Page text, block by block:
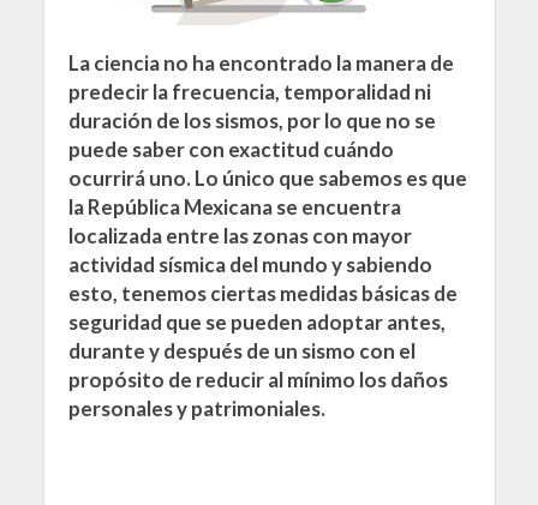
La ciencia no ha encontrado la manera de
predecir la frecuencia, temporalidad ni
duración de los sismos, por lo que no se
puede saber con exactitud cuándo
ocurrirá uno. Lo único que sabemos es que
la República Mexicana se encuentra
localizada entre las zonas con mayor
actividad sísmica del mundo y sabiendo
esto, tenemos ciertas medidas básicas de
seguridad que se pueden adoptar antes,
durante y después de un sismo con el
propósito de reducir al mínimo los daños
personales y patrimoniales.